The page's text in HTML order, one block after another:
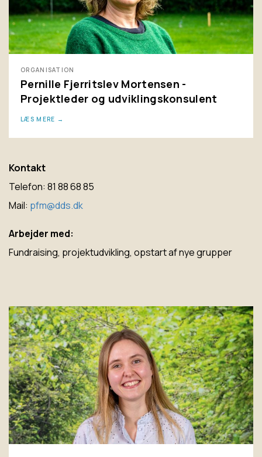
ORGANISATION
Pernille Fjerritslev Mortensen -
Projektleder og udviklingskonsulent
LÆS MERE
Kontakt
Telefon: 81 88 68 85
Mail: pfm@dds.dk
Arbejder med:
Fundraising, projektudvikling, opstart af nye grupper